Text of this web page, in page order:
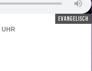
evangelisch
UHR